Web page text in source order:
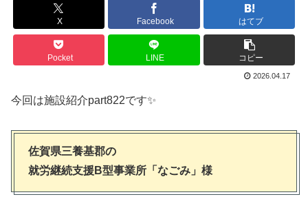
X Facebook はてブ
Pocket LINE コピー
2026.04.17
今回は施設紹介part822です✨
佐賀県三養基郡の
就労継続支援B型事業所「なごみ」様